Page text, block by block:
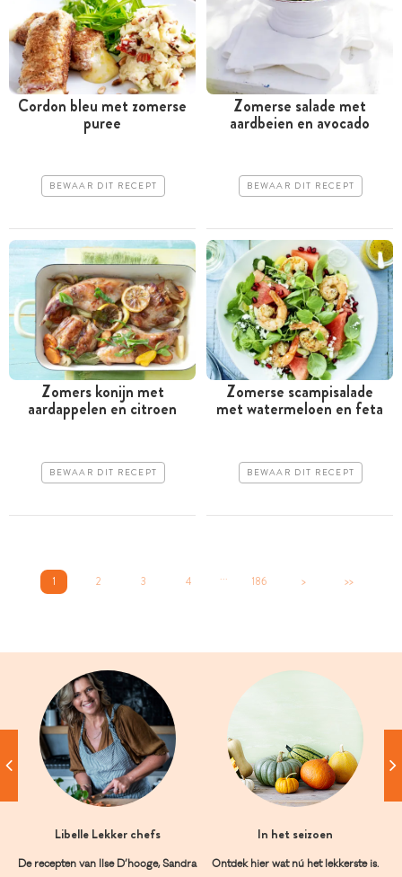
Cordon bleu met zomerse
puree
BEWAAR DIT RECEPT
Zomerse salade met
aardbeien en avocado
BEWAAR DIT RECEPT
Zomers konijn met
aardappelen en citroen
BEWAAR DIT RECEPT
Zomerse scampisalade
met watermeloen en feta
BEWAAR DIT RECEPT
1 2 3 4 ... 186 > >>
Libelle Lekker chefs
De recepten van Ilse D’hooge, Sandra
In het seizoen
Ontdek hier wat nú het lekkerste is.